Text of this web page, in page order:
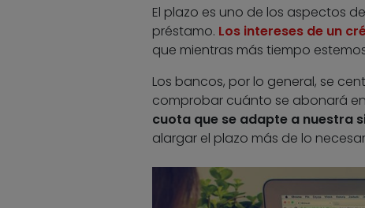
El plazo es uno de los aspectos
préstamo. Los intereses de un
que mientras más tiempo
Los bancos, por lo general, se
comprobar cuánto se abonará
cuota que se adapte a nuestra
alargar el plazo más de lo